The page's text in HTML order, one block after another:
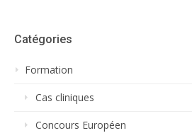
Catégories
Formation
Cas cliniques
Concours Européen